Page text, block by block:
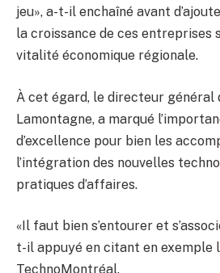
jeu», a-t-il enchaîné avant
la croissance de ces entreprises
vitalité économique régionale.
À cet égard, le directeur général
Lamontagne, a marqué
d’excellence pour bien les
l’intégration des nouvelles
pratiques d’affaires.
«Il faut bien s’entourer et
t-il appuyé en citant en exemple
TechnoMontréal.